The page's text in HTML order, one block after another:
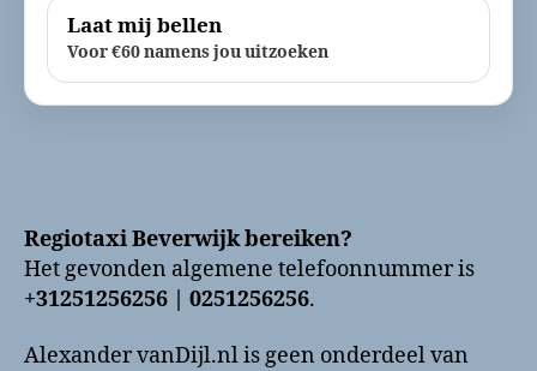
Laat mij bellen
Voor €60 namens jou uitzoeken
Regiotaxi Beverwijk bereiken?
Het gevonden algemene telefoonnummer is
+31251256256 | 0251256256.
Alexander vanDijl.nl is geen onderdeel van